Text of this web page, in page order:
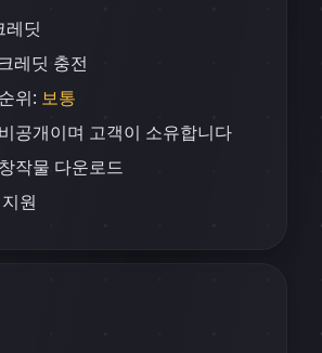
레딧
레딧 충전
위: 보통
공개이며 고객이 소유합니다
작물 다운로드
원